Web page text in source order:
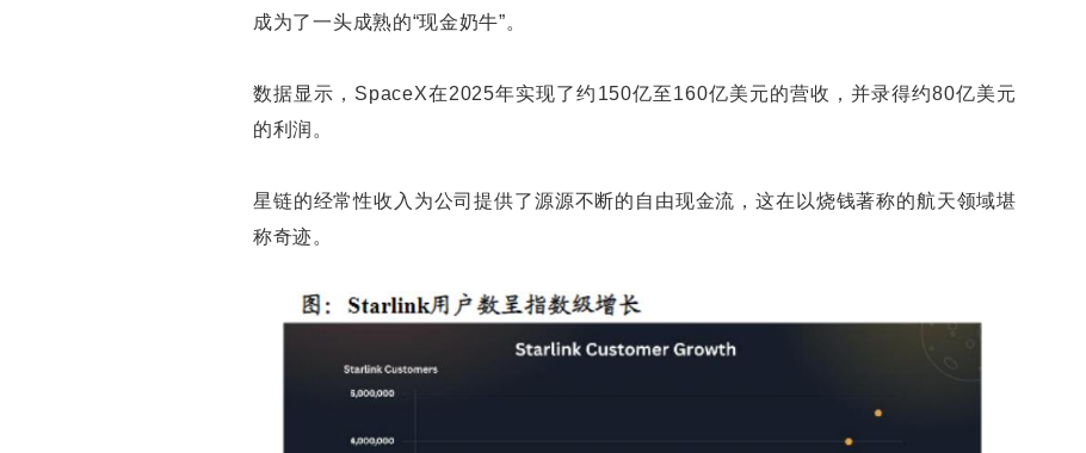
成为了一头成熟的“现金奶牛”。
数据显示，SpaceX在2025年实现了约150亿至160亿美元的营收，并录得约80亿美元
的利润。
星链的经常性收入为公司提供了源源不断的自由现金流，这在以烧钱著称的航天领域堪
称奇迹。